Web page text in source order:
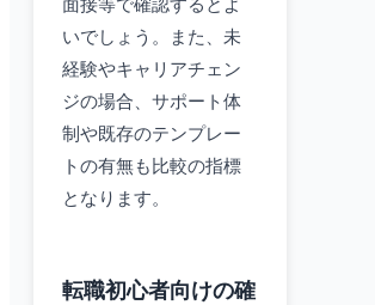
面接等で確認するとよ
いでしょう。また、未
経験やキャリアチェン
ジの場合、サポート体
制や既存のテンプレー
トの有無も比較の指標
となります。
転職初心者向けの確